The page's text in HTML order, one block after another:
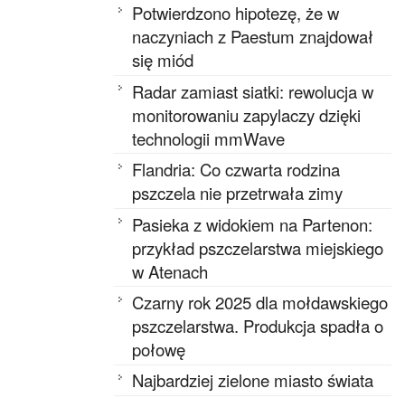
Potwierdzono hipotezę, że w
naczyniach z Paestum znajdował
się miód
Radar zamiast siatki: rewolucja w
monitorowaniu zapylaczy dzięki
technologii mmWave
Flandria: Co czwarta rodzina
pszczela nie przetrwała zimy
Pasieka z widokiem na Partenon:
przykład pszczelarstwa miejskiego
w Atenach
Czarny rok 2025 dla mołdawskiego
pszczelarstwa. Produkcja spadła o
połowę
Najbardziej zielone miasto świata